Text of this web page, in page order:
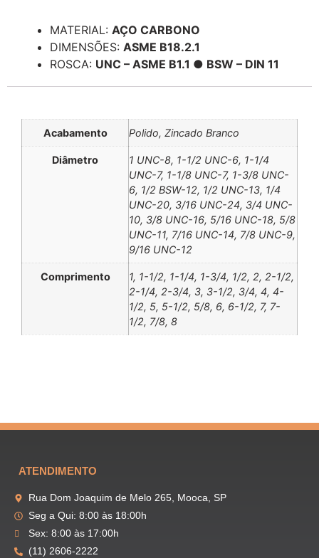
MATERIAL: AÇO CARBONO
DIMENSÕES: ASME B18.2.1
ROSCA: UNC – ASME B1.1 ● BSW – DIN 11
Acabamento Polido, Zincado Branco
Diâmetro
1 UNC-8, 1-1/2 UNC-6, 1-1/4
UNC-7, 1-1/8 UNC-7, 1-3/8 UNC-
6, 1/2 BSW-12, 1/2 UNC-13, 1/4
UNC-20, 3/16 UNC-24, 3/4 UNC-
10, 3/8 UNC-16, 5/16 UNC-18, 5/8
UNC-11, 7/16 UNC-14, 7/8 UNC-9,
9/16 UNC-12
Comprimento
1, 1-1/2, 1-1/4, 1-3/4, 1/2, 2, 2-1/2,
2-1/4, 2-3/4, 3, 3-1/2, 3/4, 4, 4-
1/2, 5, 5-1/2, 5/8, 6, 6-1/2, 7, 7-
1/2, 7/8, 8
ATENDIMENTO
Rua Dom Joaquim de Melo 265, Mooca, SP
Seg a Qui: 8:00 às 18:00h
Sex: 8:00 às 17:00h
(11) 2606-2222